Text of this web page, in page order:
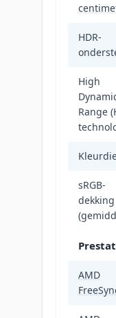
HDR-
High
Range
sRGB-
dekking
AMD